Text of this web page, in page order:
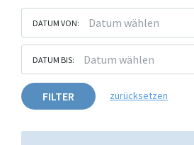
DATUM VON:
DATUM BIS:
FILTER zurücksetzen